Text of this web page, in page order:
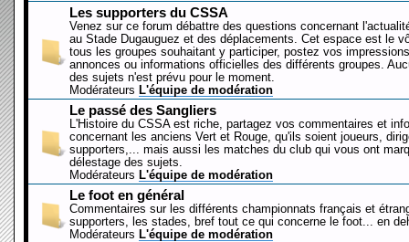
Les supporters du CSSA
Venez sur ce forum débattre des questions concernant
au Stade Dugauguez et des déplacements. Cet espace est le
tous les groupes souhaitant y participer, postez vos
annonces ou informations officielles des différents groupes.
des sujets n'est prévu pour le moment.
Modérateurs L'équipe de modération
Le passé des Sangliers
L'Histoire du CSSA est riche, partagez vos commentaires et
concernant les anciens Vert et Rouge, qu'ils soient joueurs,
supporters,... mais aussi les matches du club qui vous ont
délestage des sujets.
Modérateurs L'équipe de modération
Le foot en général
Commentaires sur les différents championnats français et
supporters, les stades, bref tout ce qui concerne le foot... en
Modérateurs L'équipe de modération